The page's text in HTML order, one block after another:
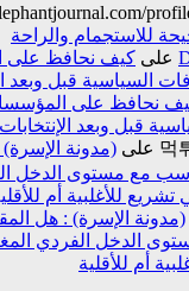
للاستجمام والراحة
على كيف نحافظ على
السياسية قبل وبعد
نحافظ على
قبل وبعد
먹 على (مدونة
مع مستوى الدخل
للأغلبية أم
(مدونة الإسرة) : هل
الدخل الفردي
أم للأقلية